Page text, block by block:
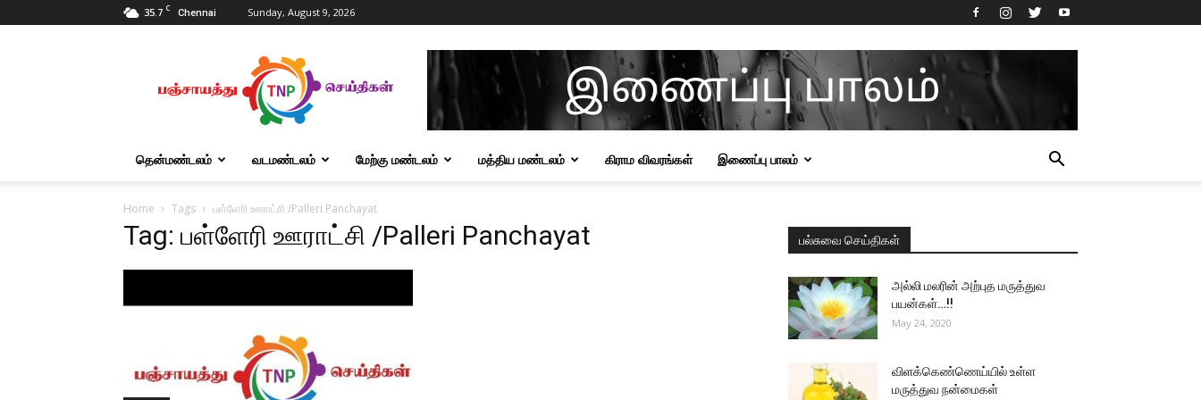
35.7 C Chennai Sunday, August 9, 2026
Tnpanchayat
தென்மண்டலம் வடமண்டலம் மேற்கு மண்டலம் மத்திய மண்டலம் கிராம விவரங்கள் இணைப்பு பாலம்
Home Tags பள்ளேரி ஊராட்சி /Palleri Panchayat
Tag: பள்ளேரி ஊராட்சி /Palleri Panchayat பல்சுவை செய்திகள்
அல்லி மலரின் அற்புத மருத்துவ
பயன்கள்…!!
May 24, 2020
விளக்கெண்ணெய்யில் உள்ள
மருத்துவ நன்மைகள்